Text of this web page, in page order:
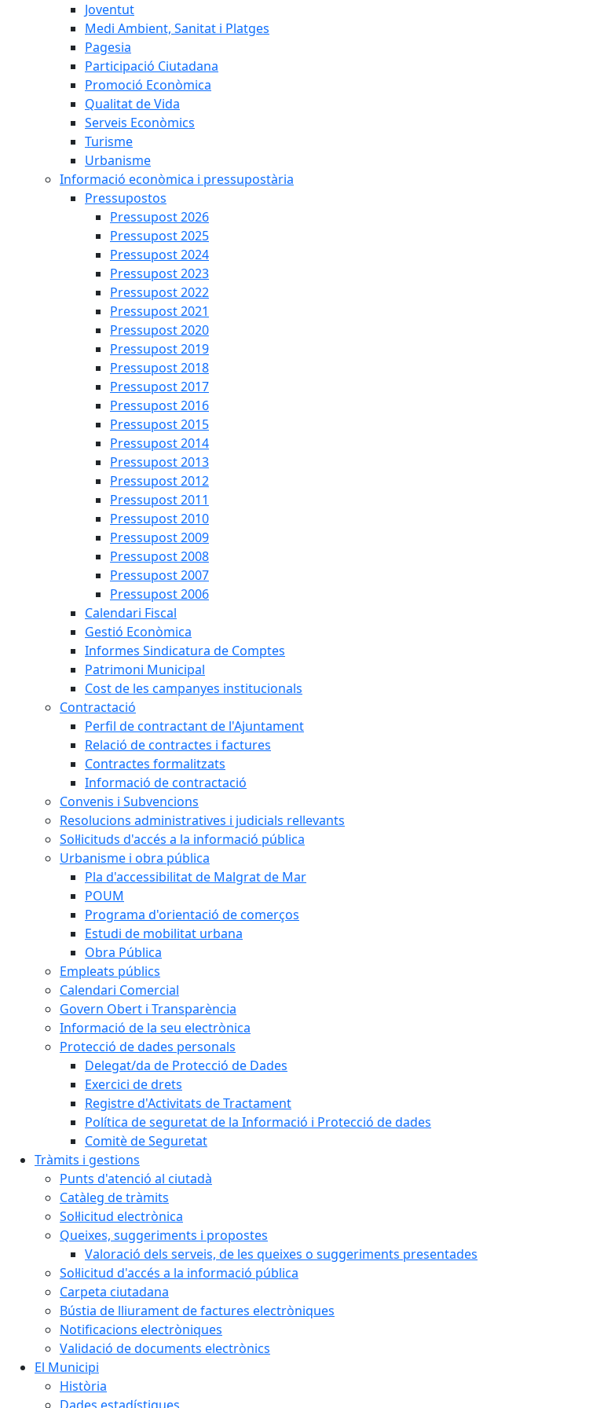
Joventut
Medi Ambient, Sanitat i Platges
Pagesia
Participació Ciutadana
Promoció Econòmica
Qualitat de Vida
Serveis Econòmics
Turisme
Urbanisme
Informació econòmica i pressupostària
Pressupostos
Pressupost 2026
Pressupost 2025
Pressupost 2024
Pressupost 2023
Pressupost 2022
Pressupost 2021
Pressupost 2020
Pressupost 2019
Pressupost 2018
Pressupost 2017
Pressupost 2016
Pressupost 2015
Pressupost 2014
Pressupost 2013
Pressupost 2012
Pressupost 2011
Pressupost 2010
Pressupost 2009
Pressupost 2008
Pressupost 2007
Pressupost 2006
Calendari Fiscal
Gestió Econòmica
Informes Sindicatura de Comptes
Patrimoni Municipal
Cost de les campanyes institucionals
Contractació
Perfil de contractant de l'Ajuntament
Relació de contractes i factures
Contractes formalitzats
Informació de contractació
Convenis i Subvencions
Resolucions administratives i judicials rellevants
Sol·licituds d'accés a la informació pública
Urbanisme i obra pública
Pla d'accessibilitat de Malgrat de Mar
POUM
Programa d'orientació de comerços
Estudi de mobilitat urbana
Obra Pública
Empleats públics
Calendari Comercial
Govern Obert i Transparència
Informació de la seu electrònica
Protecció de dades personals
Delegat/da de Protecció de Dades
Exercici de drets
Registre d'Activitats de Tractament
Política de seguretat de la Informació i Protecció de dades
Comitè de Seguretat
Tràmits i gestions
Punts d'atenció al ciutadà
Catàleg de tràmits
Sol·licitud electrònica
Queixes, suggeriments i propostes
Valoració dels serveis, de les queixes o suggeriments presentades
Sol·licitud d'accés a la informació pública
Carpeta ciutadana
Bústia de lliurament de factures electròniques
Notificacions electròniques
Validació de documents electrònics
El Municipi
Història